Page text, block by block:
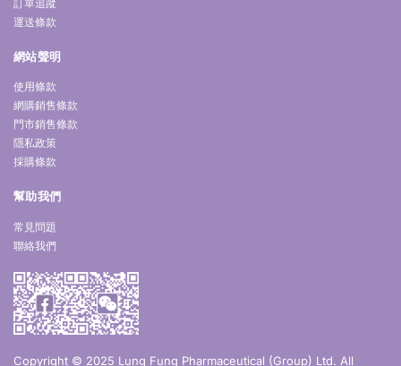
訂單追蹤
運送條款
網站聲明
使用條款
網購銷售條款
門市銷售條款
隱私政策
採購條款
幫助我們
常見問題
聯絡我們
Copyright © 2025 Lung Fung Pharmaceutical (Group) Ltd. All